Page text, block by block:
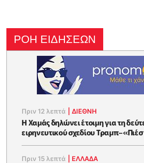
ΡΟΗ ΕΙΔΗΣΕΩΝ
Πριν 12 λεπτά |ΔΙΕΘΝΗ
Η Χαμάς δηλώνει έτοιμη για τη
ειρηνευτικού σχεδίου
Πριν 15 λεπτά ΕΛΛΑΔΑ